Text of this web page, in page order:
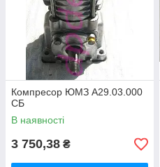
Компресор ЮМЗ А29.03.000
СБ
В наявності
3 750,38 ₴